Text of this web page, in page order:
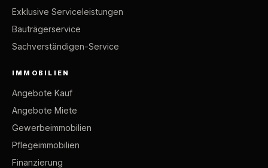
Exklusive Serviceleistungen
Bauträgerservice
Sachverständigen-Service
IMMOBILIEN
Angebote Kauf
Angebote Miete
Gewerbeimmobilien
Pflegeimmobilien
Finanzierung